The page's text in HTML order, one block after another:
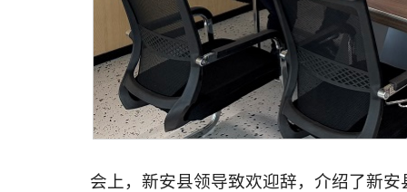
会上，新安县领导致欢迎辞，介绍了新